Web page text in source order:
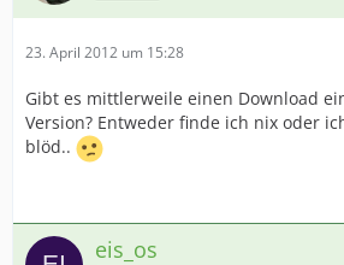
23. April 2012 um 15:28
Gibt es mittlerweile einen Download
Version? Entweder finde ich nix oder
blöd..
eis_os